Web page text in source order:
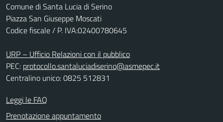
Comune di Santa Lucia di Serino
Piazza San Giuseppe Moscati
Codice fiscale / P. IVA:02400780645
URP – Ufficio Relazioni con il pubblico
PEC: protocollo.santaluciadiserino@asmepec.it
Centralino unico: 0825 512831
Leggi le FAQ
Prenotazione appuntamento